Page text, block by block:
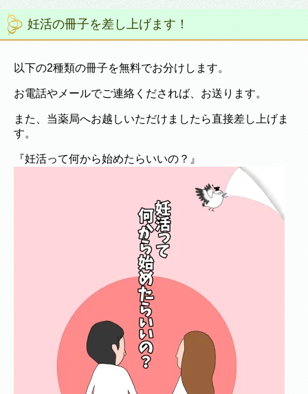
妊活の冊子を差し上げます！
以下の2種類の冊子を無料でお分けします。
お電話やメールでご連絡くだされば、お送ります。
また、当薬局へお越しいただけましたら直接差し上げま
す。
『妊活って何から始めたらいいの？』